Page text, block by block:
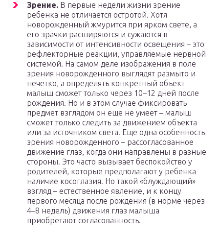
Зрение. В первые недели жизни зрение
ребенка не отличается остротой. Хотя
новорожденный жмурится при ярком свете, а
его зрачки расширяются и сужаются в
зависимости от интенсивности освещения – это
рефлекторные реакции, управляемые нервной
системой. На самом деле изображения в поле
зрения новорожденного выглядят размыто и
нечетко, а определять конкретный объект
малыш сможет только через 10–12 дней после
рождения. Но и в этом случае фиксировать
предмет взглядом он еще не умеет – малыш
сможет только следить за движением объекта
или за источником света. Еще одна особенность
зрения новорожденного – рассогласованное
движение глаз, когда они направлены в разные
стороны. Это часто вызывает беспокойство у
родителей, которые предполагают у ребенка
наличие косоглазия. Но такой «блуждающий»
взгляд – естественное явление, и к концу
первого месяца после рождения (в норме через
4–8 недель) движения глаз малыша
приобретают согласованность.